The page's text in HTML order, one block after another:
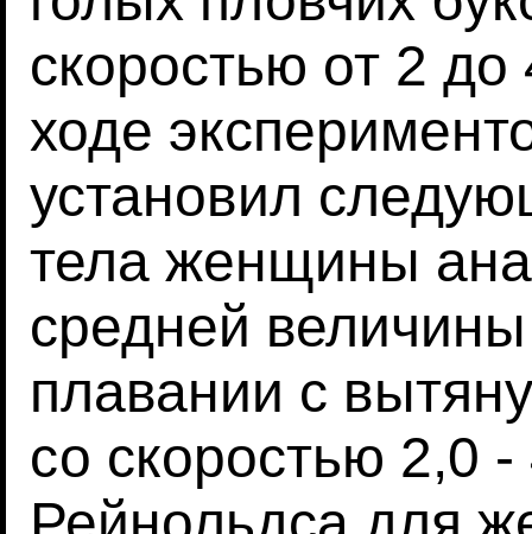
скоростью от 2
ходе
установил
тела женщины
средней
плавании с
со скоростью 2,0